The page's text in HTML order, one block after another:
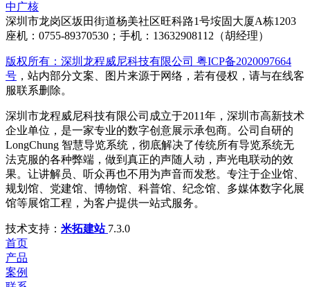
中广核
深圳市龙岗区坂田街道杨美社区旺科路1号垵固大厦A栋1203
座机：0755-89370530；手机：13632908112（胡经理）
版权所有：深圳龙程威尼科技有限公司 粤ICP备2020097664
号 ，站内部分文案、图片来源于网络，若有侵权，请与在线客
服联系删除。
深圳市龙程威尼科技有限公司成立于2011年，深圳市高新技术
企业单位，是一家专业的数字创意展示承包商。公司自研的
LongChung 智慧导览系统，彻底解决了传统所有导览系统无
法克服的各种弊端，做到真正的声随人动，声光电联动的效
果。让讲解员、听众再也不用为声音而发愁。专注于企业馆、
规划馆、党建馆、博物馆、科普馆、纪念馆、多媒体数字化展
馆等展馆工程，为客户提供一站式服务。
技术支持： 米拓建站 7.3.0
首页
产品
案例